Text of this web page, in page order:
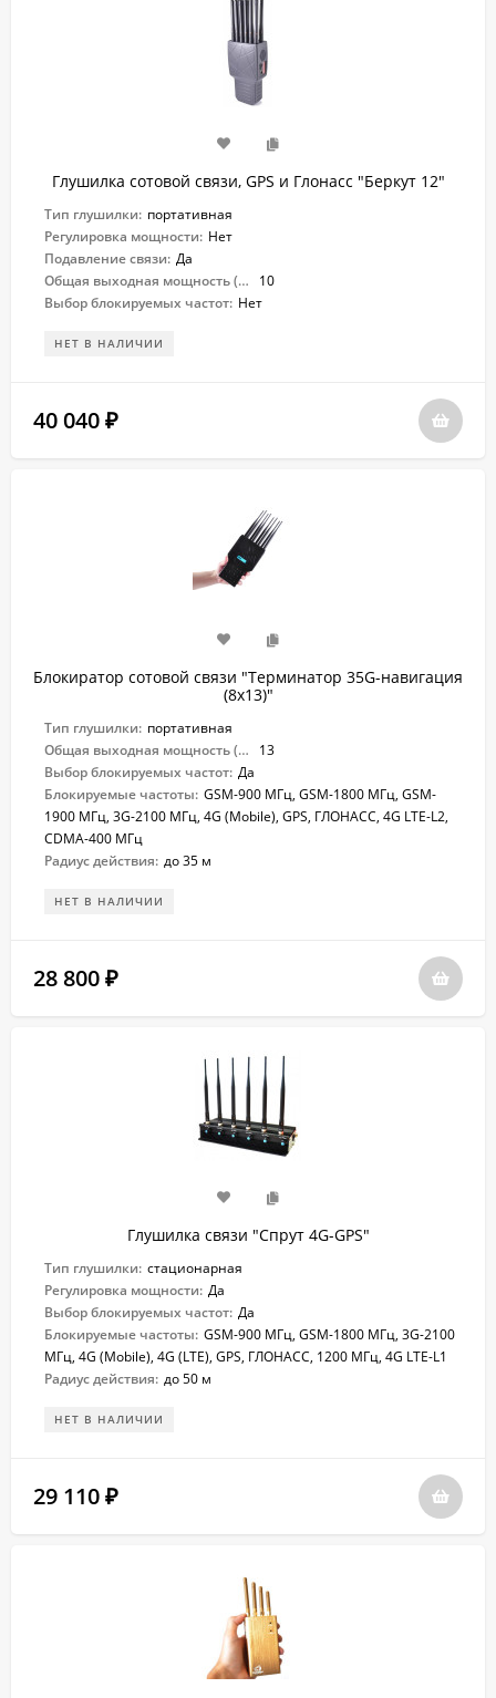
Глушилка сотовой связи, GPS и Глонасс "Беркут 12"
Тип глушилки: портативная
Регулировка мощности: Нет
Подавление связи: Да
Общая выходная мощность (Вт):
10
Выбор блокируемых частот: Нет
НЕТ В НАЛИЧИИ
40 040 ₽
Блокиратор сотовой связи "Терминатор 35G-навигация
(8х13)"
Тип глушилки: портативная
Общая выходная мощность (Вт):
13
Выбор блокируемых частот: Да
Блокируемые частоты: GSM-900 МГц, GSM-1800 МГц, GSM-
1900 МГц, 3G-2100 МГц, 4G (Mobile), GPS, ГЛОНАСС, 4G LTE-L2,
CDMA-400 МГц
Радиус действия: до 35 м
НЕТ В НАЛИЧИИ
28 800 ₽
Глушилка связи "Спрут 4G-GPS"
Тип глушилки: стационарная
Регулировка мощности: Да
Выбор блокируемых частот: Да
Блокируемые частоты: GSM-900 МГц, GSM-1800 МГц, 3G-2100
МГц, 4G (Mobile), 4G (LTE), GPS, ГЛОНАСС, 1200 МГц, 4G LTE-L1
Радиус действия: до 50 м
НЕТ В НАЛИЧИИ
29 110 ₽